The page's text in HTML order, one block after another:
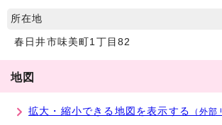
所在地
春日井市味美町1丁目82
地図
拡大・縮小できる地図を表示する （外部